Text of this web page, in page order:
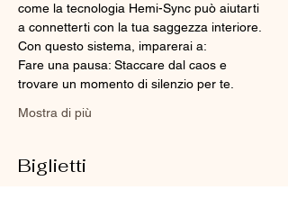
come la tecnologia Hemi-Sync può aiutarti
a connetterti con la tua saggezza interiore.
​Con questo sistema, imparerai a:
​Fare una pausa: Staccare dal caos e
trovare un momento di silenzio per te.
Mostra di più
Biglietti